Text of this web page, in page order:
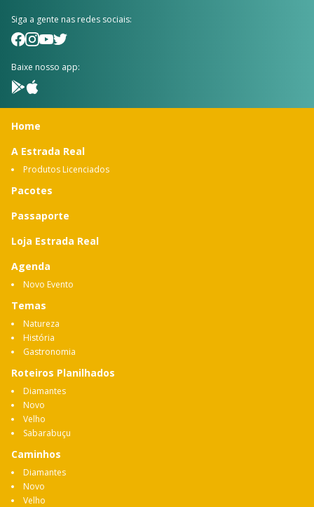
Siga a gente nas redes sociais:
Baixe nosso app:
Home
A Estrada Real
Produtos Licenciados
Pacotes
Passaporte
Loja Estrada Real
Agenda
Novo Evento
Temas
Natureza
História
Gastronomia
Roteiros Planilhados
Diamantes
Novo
Velho
Sabarabuçu
Caminhos
Diamantes
Novo
Velho